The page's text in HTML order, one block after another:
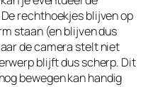
rechthoekjes blijven op
staan (en blijven dus
de camera stelt niet
blijft dus scherp. Dit
bewegen kan handig